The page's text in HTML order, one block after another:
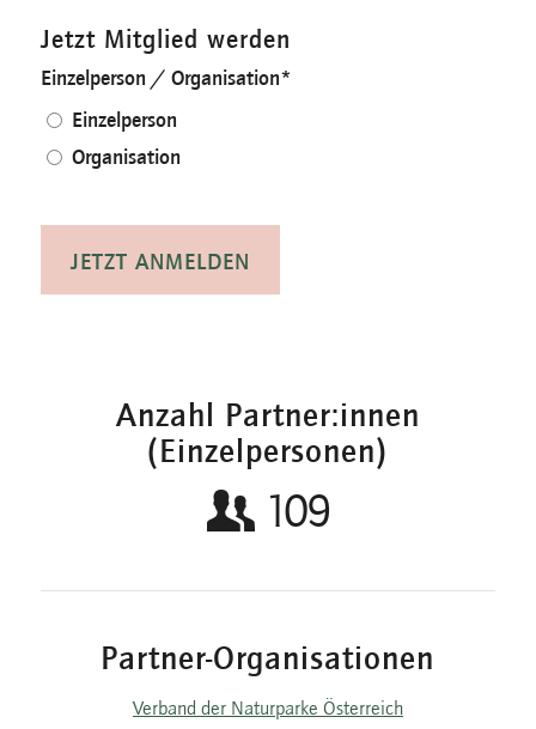
Jetzt Mitglied werden
Einzelperson / Organisation*
Einzelperson
Organisation
Anzahl Partner:innen
(Einzelpersonen)
109
Partner-Organisationen
Verband der Naturparke Österreich